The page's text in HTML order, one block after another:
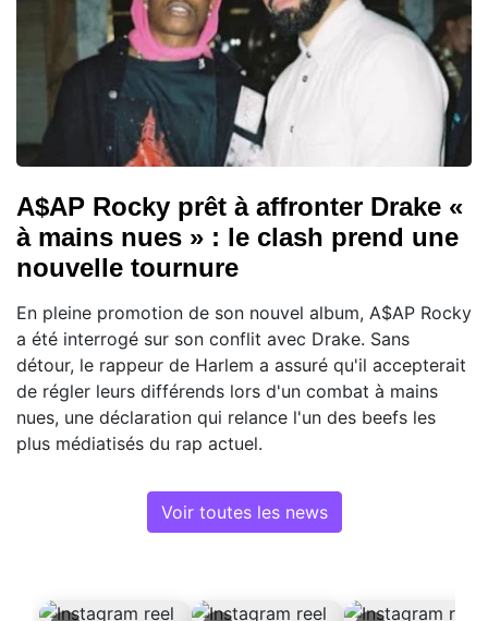
A$AP Rocky prêt à affronter Drake «
à mains nues » : le clash prend une
nouvelle tournure
En pleine promotion de son nouvel album, A$AP Rocky
a été interrogé sur son conflit avec Drake. Sans
détour, le rappeur de Harlem a assuré qu'il accepterait
de régler leurs différends lors d'un combat à mains
nues, une déclaration qui relance l'un des beefs les
plus médiatisés du rap actuel.
Voir toutes les news